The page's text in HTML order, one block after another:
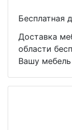
Бесплатная
Доставка
области
Вашу